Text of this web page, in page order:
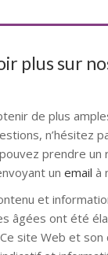
plus sur
de plus
n’hésitez
prendre un
un email à
et
âgées ont été
site Web et